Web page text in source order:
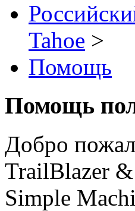
Tahoe >
Помощь
Помощь
Добро
TrailBlazer
Simple